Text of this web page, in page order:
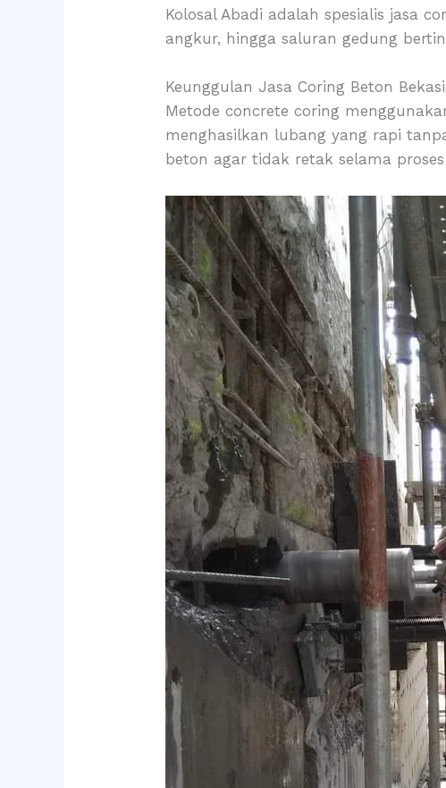
Kolosal Abadi adalah spesialis jasa
angkur, hingga saluran gedung
Keunggulan Jasa Coring Beton
Metode concrete coring
menghasilkan lubang yang rapi
beton agar tidak retak selama